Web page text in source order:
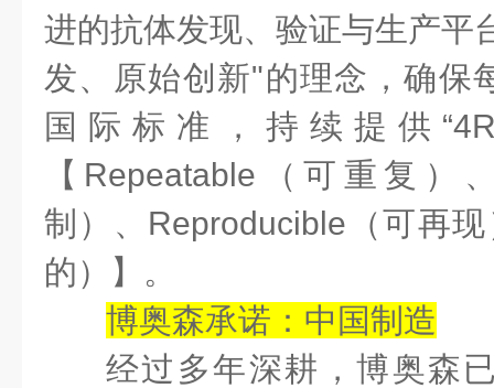
进的抗体发现、验证与生产平
发、原始创新"的理念，确保
国际标准，持续提供
【 Repeatable（可重复）
制）、 Reproducible（可再
的）】 。
博奥森承诺：中国制造
经过多年深耕，博奥森